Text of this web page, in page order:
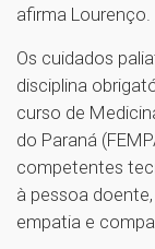
afirma Lourenço.
Os cuidados
disciplina
curso de
do Paraná
competentes
à pessoa
empatia e